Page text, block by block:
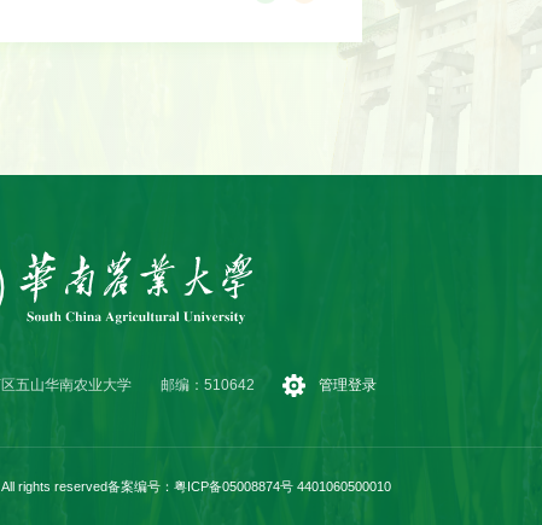
五山华南农业大学 邮编：510642 管理登录
rights reserved备案编号：粤ICP备05008874号 4401060500010